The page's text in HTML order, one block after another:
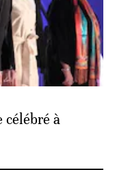
célébré à